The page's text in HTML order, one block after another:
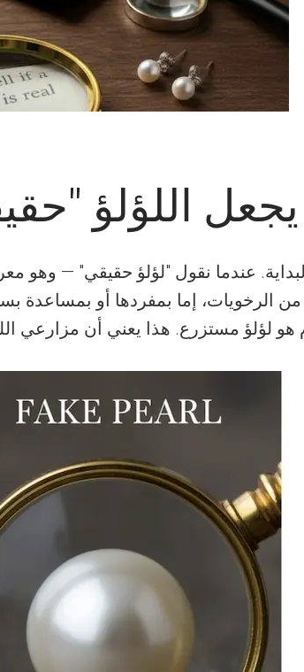
اللؤلؤ
عندما نقول "لؤلؤ حقيقي" —
من الرخويات، إما بمفردها أو بمساعدة
هو لؤلؤ مستزرع. هذا يعني أن مزارعي